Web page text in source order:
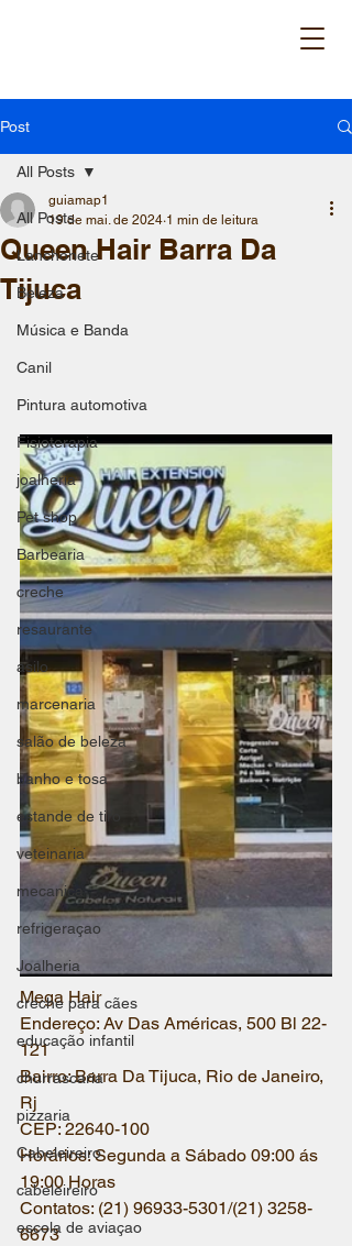
Post
All Posts
Lanchonete
Beleza
Música e Banda
Canil
Pintura automotiva
Fisioterapia
joalheria
Pet shop
Barbearia
creche
resaurante
asilo
marcenaria
salão de beleza
banho e tosa
estande de tiro
veteinaria
mecanica
refrigeraçao
Joalheria
creche para cães
educação infantil
churrascaria
pizzaria
Cabeleireiro
cabeleireiro
escola de aviaçao
All Posts
Queen Hair Barra Da
Tijuca
guiamap1
19 de mai. de 2024 1 min de leitura
Mega Hair
Endereço: Av Das Américas, 500 Bl 22-
121
Bairro: Barra Da Tijuca, Rio de Janeiro,
Rj
CEP: 22640-100
Horários: Segunda a Sábado 09:00 ás
19:00 Horas
Contatos: (21) 96933-5301/(21) 3258-
6673